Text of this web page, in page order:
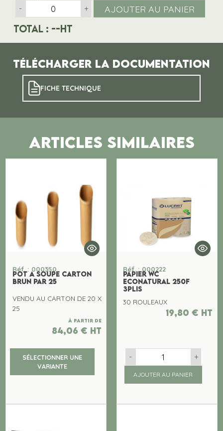
-
+ AJOUTER AU PANIER
Total : --HT
Télécharger la documentation
FICHE TECHNIQUE
ARTICLES SIMILAIRES
Réf. : 000350
POT A SOUPE CARTON
BRUN PAR 25
VENDU AU CARTON DE 20 X
25
À partir de
84,06 € ht
SÉLECTIONNER UNE
VARIANTE
Réf. : 000222
PAPIER WC
ECONATURAL 250F
3PLIS
30 ROULEAUX
19,80 € ht
- +
AJOUTER AU PANIER